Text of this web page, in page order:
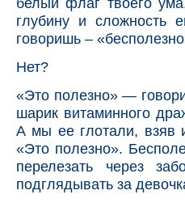
глубину и сложность
говоришь –
Нет?
«Это полезно» —
шарик витаминного
А мы ее глотали, взяв
«Это полезно».
перелезать через
подглядывать за